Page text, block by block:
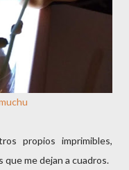
propios imprimibles,
que me dejan a cuadros.